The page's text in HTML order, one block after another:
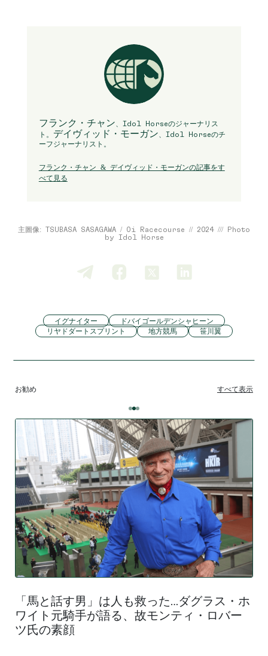
フランク・チャン 、Idol Horseのジャーナリス
ト。 デイヴィッド・モーガン 、Idol Horseのチ
ーフジャーナリスト。
フランク・チャン & デイヴィッド・モーガンの記事をす
べて見る
主圖像: TSUBASA SASAGAWA / Oi Racecourse // 2024 /// Photo
by Idol Horse
イグナイター
ドバイゴールデンシャヒーン
リヤドダートスプリント
地方競馬 笹川翼
お勧め すべて表示
「馬と話す男」は人も救った…ダグラス・ホ
ワイト元騎手が語る、故モンティ・ロバー
ツ氏の素顔